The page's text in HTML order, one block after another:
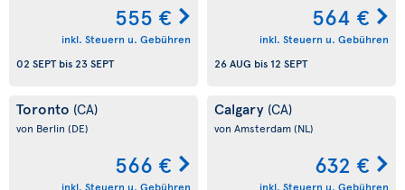
555 €
inkl. Steuern u. Gebühren
02 SEPTbis23 SEPT
564 €
inkl. Steuern u. Gebühren
26 AUG bis 12 SEPT
Toronto (CA)
von Berlin (DE)
566 €
inkl. Steuern u. Gebühren
Calgary (CA)
von Amsterdam(NL)
632 €
inkl. Steuern u. Gebühren